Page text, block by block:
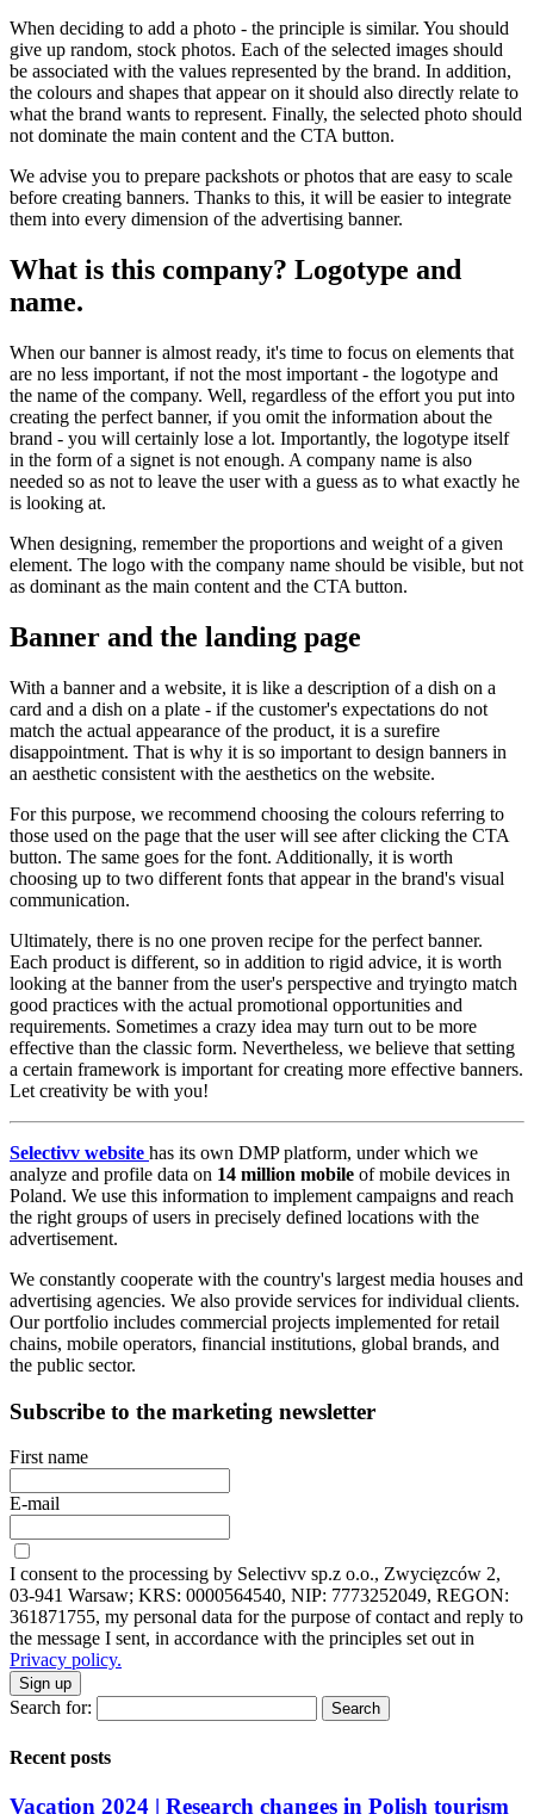
When deciding to add a photo - the principle is similar. You should
give up random, stock photos. Each of the selected images should
be associated with the values ​​represented by the brand. In addition,
the colours and shapes that appear on it should also directly relate to
what the brand wants to represent. Finally, the selected photo should
not dominate the main content and the CTA button.
We advise you to prepare packshots or photos that are easy to scale
before creating banners. Thanks to this, it will be easier to integrate
them into every dimension of the advertising banner.
What is this company? Logotype and
name.
When our banner is almost ready, it's time to focus on elements that
are no less important, if not the most important - the logotype and
the name of the company. Well, regardless of the effort you put into
creating the perfect banner, if you omit the information about the
brand - you will certainly lose a lot. Importantly, the logotype itself
in the form of a signet is not enough. A company name is also
needed so as not to leave the user with a guess as to what exactly he
is looking at.
When designing, remember the proportions and weight of a given
element. The logo with the company name should be visible, but not
as dominant as the main content and the CTA button.
Banner and the landing page
With a banner and a website, it is like a description of a dish on a
card and a dish on a plate - if the customer's expectations do not
match the actual appearance of the product, it is a surefire
disappointment. That is why it is so important to design banners in
an aesthetic consistent with the aesthetics on the website.
For this purpose, we recommend choosing the colours referring to
those used on the page that the user will see after clicking the CTA
button. The same goes for the font. Additionally, it is worth
choosing up to two different fonts that appear in the brand's visual
communication.
Ultimately, there is no one proven recipe for the perfect banner.
Each product is different, so in addition to rigid advice, it is worth
looking at the banner from the user's perspective and tryingto match
good practices with the actual promotional opportunities and
requirements. Sometimes a crazy idea may turn out to be more
effective than the classic form. Nevertheless, we believe that setting
a certain framework is important for creating more effective banners.
Let creativity be with you!
Selectivv website has its own DMP platform, under which we
analyze and profile data on 14 million mobile of mobile devices in
Poland. We use this information to implement campaigns and reach
the right groups of users in precisely defined locations with the
advertisement.
We constantly cooperate with the country's largest media houses and
advertising agencies. We also provide services for individual clients.
Our portfolio includes commercial projects implemented for retail
chains, mobile operators, financial institutions, global brands, and
the public sector.
Subscribe to the marketing newsletter
First name
E-mail
I consent to the processing by Selectivv sp.z o.o., Zwycięzców 2,
03-941 Warsaw; KRS: 0000564540, NIP: 7773252049, REGON:
361871755, my personal data for the purpose of contact and reply to
the message I sent, in accordance with the principles set out in
Privacy policy.
Sign up
Search for:
Recent posts
Vacation 2024 | Research changes in Polish tourism